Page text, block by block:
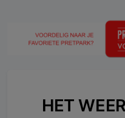
HET